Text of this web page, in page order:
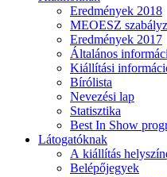
Eredmények 2018
MEOESZ
Eredmények 2017
Általános
Kiállítási
Bírólista
Nevezési lap
Statisztika
Best In Show
Látogatóknak
A kiállítás
Belépőjegyek